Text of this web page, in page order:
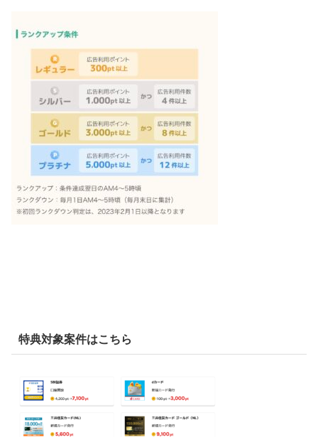
特典対象案件はこちら